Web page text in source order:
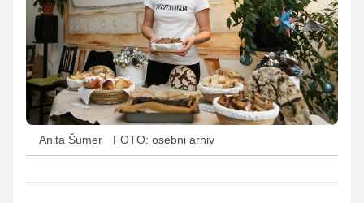
Anita Šumer FOTO: osebni arhiv